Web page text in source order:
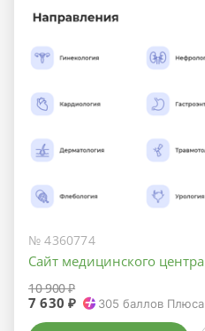
№ 4360774
Сайт медицинского центра
10 900 ₽
7 630 ₽ 305 баллов Плюса